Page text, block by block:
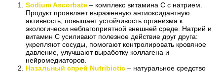
Sodium Ascorbate – комплекс витамина C с натрием.
Продукт проявляет выраженную антиоксидантную
активность, повышает устойчивость организма к
экологически неблагоприятной внешней среде. Натрий и
витамин C усиливают полезное действие друг друга:
укрепляют сосуды, помогают контролировать кровяное
давление, улучшают выработку коллагена и
нейромедиаторов.
Назальный спрей Nutribiotic – натуральное средство